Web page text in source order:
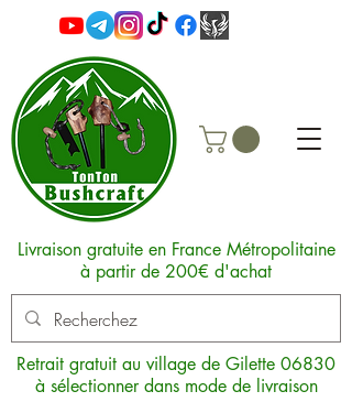
Livraison gratuite en France Métropolitaine
à partir de 200€ d'achat
Retrait gratuit au village de Gilette 06830
à sélectionner dans mode de livraison